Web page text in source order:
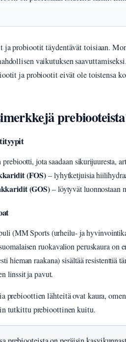
ja probiootit täydentävät toisiaan.
vaikutuksen
ja probiootit eivät ole toistensa
jota saadaan sikurijuuresta,
(FOS)– lyhytketjuisia
(GOS)– löytyvät luonnostaan
(MM Sports (urheilu- ja
ruokavalion peruskaura on
hieman raakana) sisältää resistenttiä
linssit ja pavut.
prebioottien lähteitä ovat kaura,
tutkittu prebioottinen kuitu.